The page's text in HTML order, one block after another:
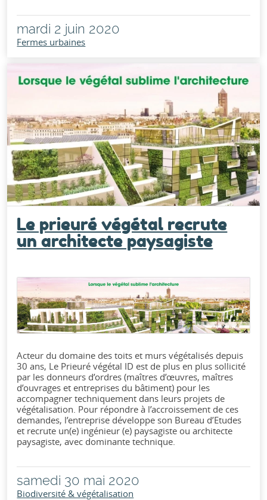
mardi 2 juin 2020
Fermes urbaines
Le prieuré végétal recrute
un architecte paysagiste
Acteur du domaine des toits et murs végétalisés depuis
30 ans, Le Prieuré végétal ID est de plus en plus sollicité
par les donneurs d’ordres (maîtres d’œuvres, maîtres
d’ouvrages et entreprises du bâtiment) pour les
accompagner techniquement dans leurs projets de
végétalisation. Pour répondre à l’accroissement de ces
demandes, l’entreprise développe son Bureau d’Etudes
et recrute un(e) ingénieur (e) paysagiste ou architecte
paysagiste, avec dominante technique.
samedi 30 mai 2020
Biodiversité & végétalisation